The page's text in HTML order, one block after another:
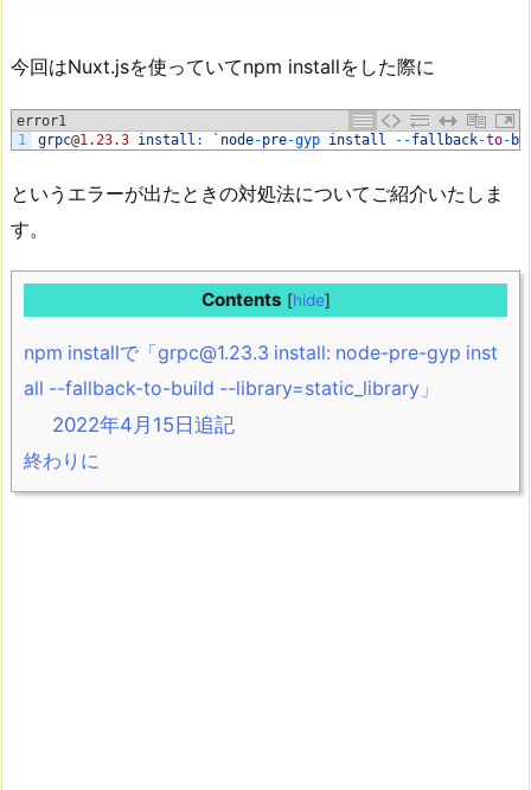
今回はNuxt.jsを使っていてnpm installをした際に
error1
1
grpc@1.23.3 install : ` node-pre-gyp install --fallback-to-
というエラーが出たときの対処法についてご紹介いたしま
す。
Contents [hide]
npm installで「grpc@1.23.3 install: node-pre-gyp inst
all --fallback-to-build --library=static_library」
2022年4月15日追記
終わりに